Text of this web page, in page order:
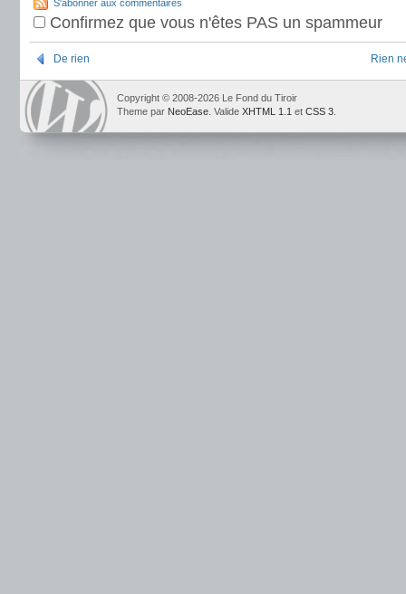
S'abonner aux commentaires
Confirmez que vous n'êtes PAS un spammeur
De rien Rien
Copyright © 2008-2026 Le Fond du Tiroir
Theme par NeoEase . Valide XHTML 1.1 et CSS 3